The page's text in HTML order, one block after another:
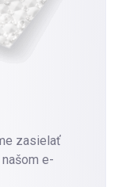
zasielať
e-